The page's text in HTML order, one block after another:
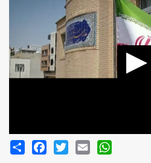
Share
FacebookTwitterEmail
WhatsApp